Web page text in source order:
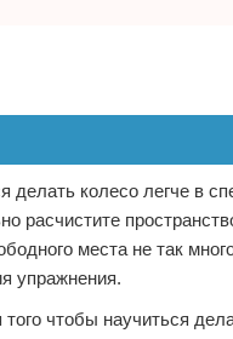
делать колесо легче в
расчистите
места не так
упражнения.
чтобы научиться